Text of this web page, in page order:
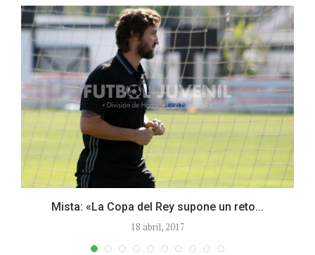
Mista: «La Copa del Rey supone un reto...
18 abril, 2017